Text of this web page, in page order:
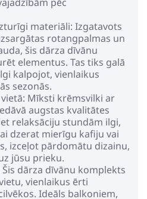
materiāli: Izgatavots
rotangpalmas un
šis dārza dīvānu
elementus. Tas tiks galā
kalpojot, vienlaikus
sezonās.
Mīksti krēmsvilki ar
augstas kvalitātes
relaksāciju stundām ilgi,
dzerat mierīgu kafiju vai
izceļot pārdomātu dizainu,
jūsu prieku.
dārza dīvānu komplekts
vienlaikus ērti
Ideāls balkoniem,